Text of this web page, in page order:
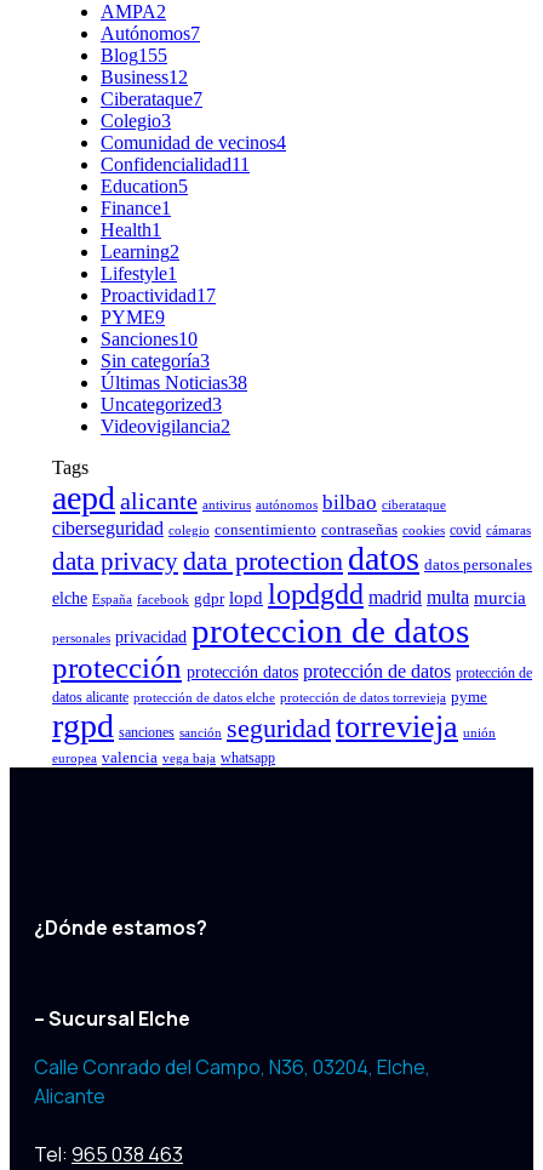
AMPA2
Autónomos7
Blog155
Business12
Ciberataque7
Colegio3
Comunidad de vecinos4
Confidencialidad11
Education5
Finance1
Health1
Learning2
Lifestyle1
Proactividad17
PYME9
Sanciones10
Sin categoría3
Últimas Noticias38
Uncategorized3
Videovigilancia2
Tags
aepd alicante antivirus autónomos bilbao ciberataque
ciberseguridad colegio consentimiento contraseñas cookies covid cámaras
data privacydata protection datos datos personales
elche España facebook gdpr lopd lopdgdd madrid multa murcia
personales privacidad proteccion de datos
protección protección datos protección de datos protección de
datos alicante protección de datos elche protección de datos torrevieja pyme
rgpd sanciones sanción seguridadtorrevieja unión
europea valencia vega baja whatsapp
¿Dónde estamos?
– Sucursal Elche
Calle Conrado del Campo, N36, 03204, Elche,
Alicante
Tel: 965 038 463